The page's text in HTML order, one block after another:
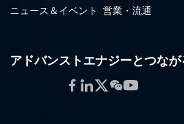
ニュース＆イベント 営業・流通
アドバンストエナジーとつなが
Facebook
LinkedIn
Twitter
WeChat
YouTube